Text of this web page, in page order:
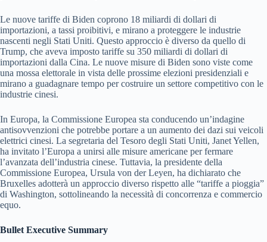
Le nuove tariffe di Biden coprono 18 miliardi di dollari di
importazioni, a tassi proibitivi, e mirano a proteggere le industrie
nascenti negli Stati Uniti. Questo approccio è diverso da quello di
Trump, che aveva imposto tariffe su 350 miliardi di dollari di
importazioni dalla Cina. Le nuove misure di Biden sono viste come
una mossa elettorale in vista delle prossime elezioni presidenziali e
mirano a guadagnare tempo per costruire un settore competitivo con le
industrie cinesi.
In Europa, la Commissione Europea sta conducendo un’indagine
antisovvenzioni che potrebbe portare a un aumento dei dazi sui veicoli
elettrici cinesi. La segretaria del Tesoro degli Stati Uniti, Janet Yellen,
ha invitato l’Europa a unirsi alle misure americane per fermare
l’avanzata dell’industria cinese. Tuttavia, la presidente della
Commissione Europea, Ursula von der Leyen, ha dichiarato che
Bruxelles adotterà un approccio diverso rispetto alle “tariffe a pioggia”
di Washington, sottolineando la necessità di concorrenza e commercio
equo.
Bullet Executive Summary